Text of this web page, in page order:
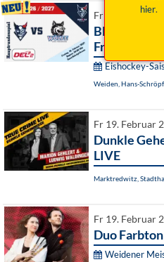
hier.
Fr 19. Februar
Blue Devils
Freiburg
Eishockey-
Weiden, Hans-
Fr 19. Februar
Dunkle
LIVE
Marktredwitz,
Fr 19. Februar
Duo Farbton
Weidener